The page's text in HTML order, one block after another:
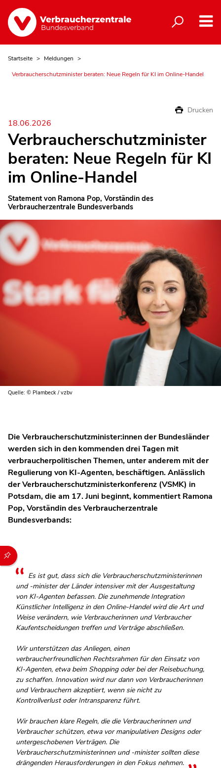
Durch die folgenden Buttons können Sie direkt auf einen
Startseite
Meldungen
Verbraucherschutzminister beraten: Neue Regeln für KI im Online-Handel
Drucken
18.06.2026
Verbraucherschutzminister
beraten: Neue Regeln für KI
im Online-Handel
Statement von Ramona Pop, Vorständin des
Verbraucherzentrale Bundesverbands
Quelle: © Plambeck / vzbv
Die Verbraucherschutzminister:innen der Bundesländer
werden sich in den kommenden drei Tagen mit
verbraucherpolitischen Themen, unter anderem mit der
Regulierung von KI-Agenten, beschäftigen. Anlässlich
der Verbraucherschutzministerkonferenz (VSMK) in
Potsdam, die am 17. Juni beginnt, kommentiert Ramona
Pop, Vorständin des Verbraucherzentrale
Bundesverbands:
Es ist gut, dass sich die Verbraucherschutzministerinnen
und -minister der Länder intensiver mit der Ausgestaltung
von KI-Agenten befassen. Die zunehmende Integration
Künstlicher Intelligenz in den Online-Handel wird die Art und
Weise verändern, wie Verbraucherinnen und Verbraucher
Kaufentscheidungen treffen und Verträge abschließen.
Wir unterstützen das Anliegen, einen
verbraucherfreundlichen Rechtsrahmen für den Einsatz von
KI-Agenten, etwa beim Shopping oder bei der Reisebuchung,
zu schaffen. Innovation wird nur dann von Verbraucherinnen
und Verbrauchern akzeptiert, wenn sie nicht zu
Kontrollverlust oder Intransparenz führt.
Wir brauchen klare Regeln, die die Verbraucherinnen und
Verbraucher schützen, etwa vor manipulativen Designs oder
untergeschobenen Verträgen. Die
Verbraucherschutzministerinnen und -minister sollten diese
drängenden Herausforderungen in den Fokus nehmen.